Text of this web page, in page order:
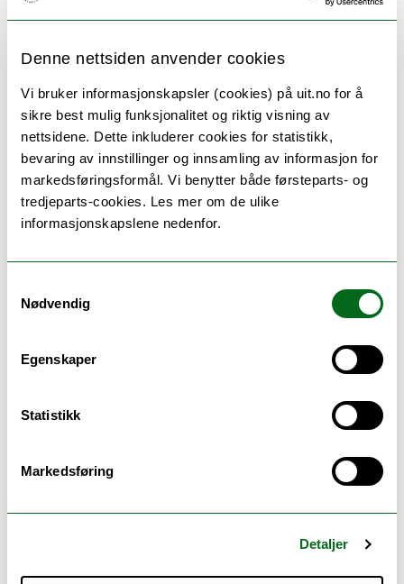
Denne nettsiden anvender cookies
Vi bruker informasjonskapsler (cookies) på uit.no for å
sikre best mulig funksjonalitet og riktig visning av
nettsidene. Dette inkluderer cookies for statistikk,
bevaring av innstillinger og innsamling av informasjon for
markedsføringsformål. Vi benytter både førsteparts- og
tredjeparts-cookies. Les mer om de ulike
informasjonskapslene nedenfor.
Nødvendig
Egenskaper
Statistikk
Markedsføring
Detaljer
Det helsevitenskapelige fakultet
MH vest U.11.333
Forskningsinteresser
Nikolaisen, Liv Johanne
Det helsevitenskapelige fakultet
MH vest U.11.318
Nikolaisen, Morten
Universitetslektor ved bachelorprogrammet i
Det helsevitenskapelige fakultet